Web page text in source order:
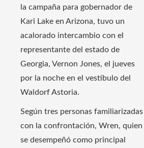
la campaña para gobernador de
Kari Lake en Arizona, tuvo un
acalorado intercambio con el
representante del estado de
Georgia, Vernon Jones, el jueves
por la noche en el vestíbulo del
Waldorf Astoria.
Según tres personas familiarizadas
con la confrontación, Wren, quien
se desempeñó como principal